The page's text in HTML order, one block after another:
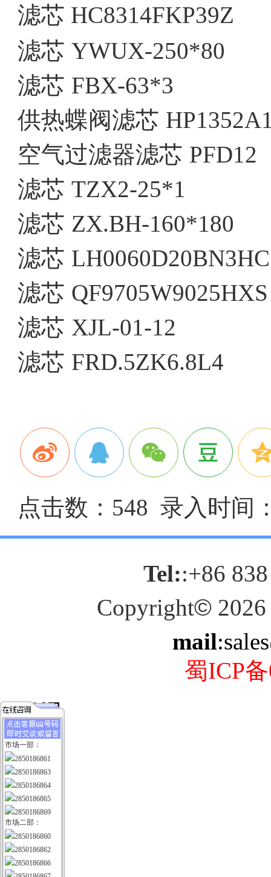
滤芯 HC8314FKP39Z
滤芯 YWUX-250*80
滤芯 FBX-63*3
供热蝶阀滤芯
空气过滤器滤芯 PFD12
滤芯 TZX2-25*1
滤芯 ZX.BH-160*180
滤芯 LH0060D20BN3HC
滤芯 QF9705W9025HXS
滤芯 XJL-01-12
滤芯 FRD.5ZK6.8L4
点击数：548 录入时间
Tel::+86
Copyright© 2026
mail
蜀ICP
市场一部：
2850186861
2850186863
2850186864
2850186865
2850186869
市场二部：
2850186860
2850186862
2850186866